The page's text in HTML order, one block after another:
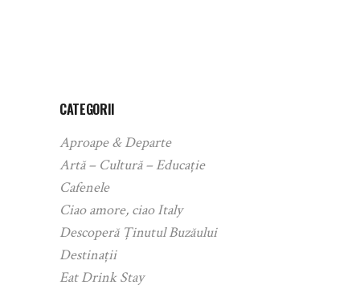
CATEGORII
Aproape & Departe
Artă – Cultură – Educație
Cafenele
Ciao amore, ciao Italy
Descoperă Ținutul Buzăului
Destinații
Eat Drink Stay